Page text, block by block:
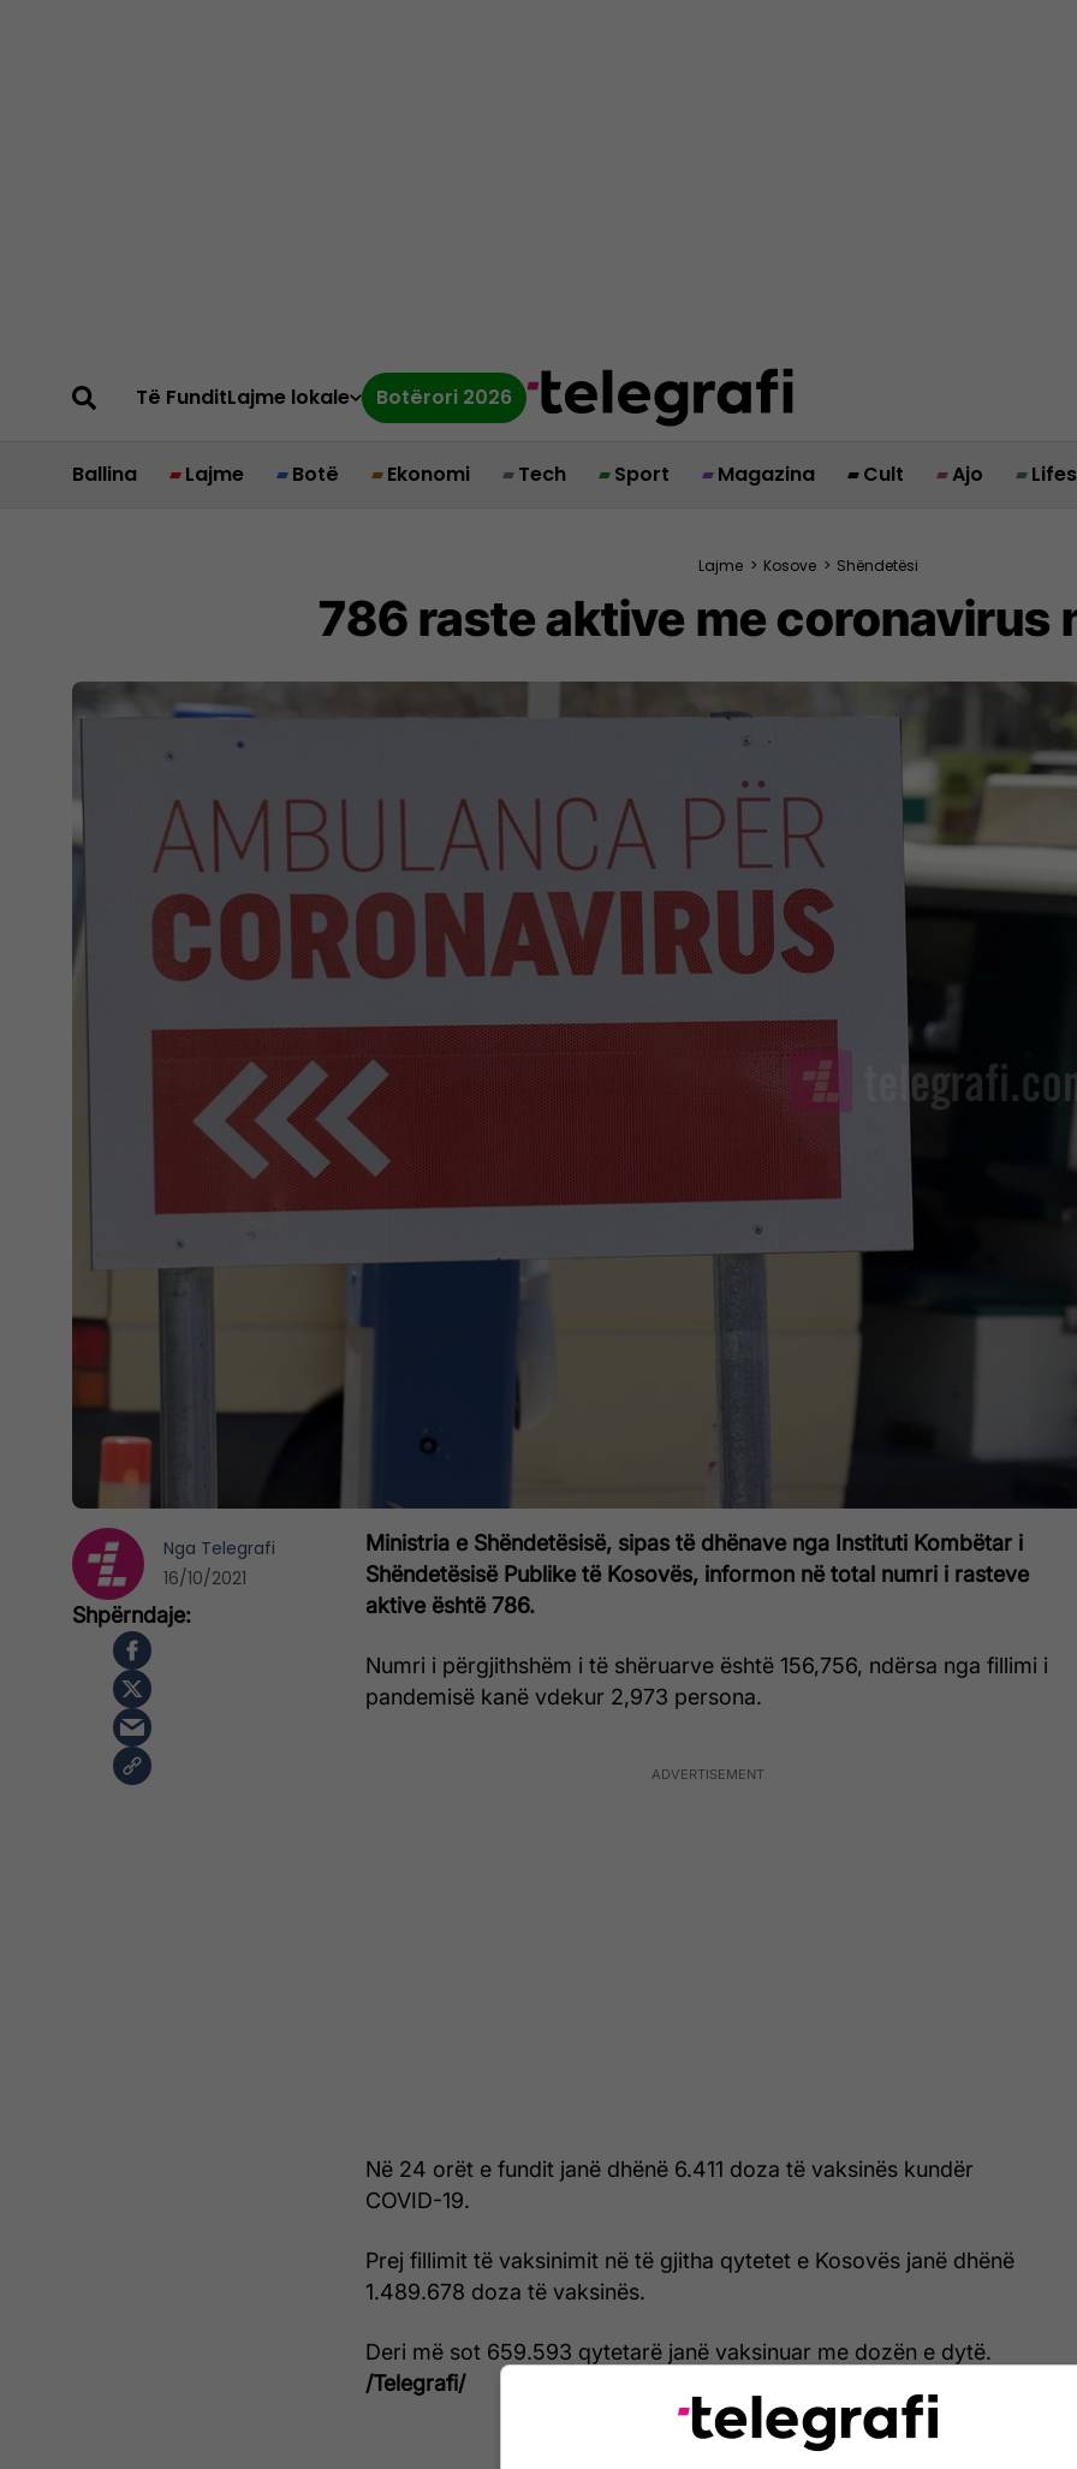
Të FunditLajme lokale Botërori 2026
Ballina Lajme Botë Ekonomi Tech Sport Magazina Cult Ajo
Lajme > Kosove > Shëndetësi
786 raste aktive me coronavirus
Ministria e Shëndetësisë, sipas të dhënave nga Instituti Kombëtar i
Shëndetësisë Publike të Kosovës, informon në total numri i rasteve
aktive është 786.
Numri i përgjithshëm i të shëruarve është 156,756, ndërsa nga fillimi i
pandemisë kanë vdekur 2,973 persona.
Në 24 orët e fundit janë dhënë 6.411 doza të vaksinës kundër
COVID-19.
Prej fillimit të vaksinimit në të gjitha qytetet e Kosovës janë dhënë
1.489.678 doza të vaksinës.
Deri më sot 659.593 qytetarë janë vaksinuar me dozën e dytë.
/Telegrafi/
Nga Telegrafi
16/10/2021